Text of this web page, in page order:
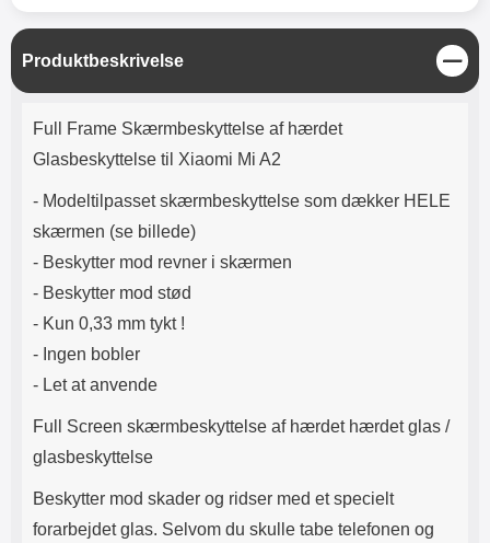
Lyttetid: cirka 4 timer
kontakt. USB Type-C til Lightning
kabel medfølger. Produktet er CE
50/60Hz 0.8A Max Output: USB:
DC5V/3.0A (15W) 9V/2.0A (18W)
(PD15W) 9V/2.22A (PD20W)
12V/1.67A(PD20W) Total Effekt:
20.W Max Længde på ledning: 1
Produktbeskrivelse
L
u
k
Produktbeskrivelse
Full Frame Skærmbeskyttelse af hærdet
Glasbeskyttelse til Xiaomi Mi A2
- Modeltilpasset skærmbeskyttelse som dækker HELE
skærmen (se billede)
- Beskytter mod revner i skærmen
- Beskytter mod stød
- Kun 0,33 mm tykt !
- Ingen bobler
- Let at anvende
Full Screen skærmbeskyttelse af hærdet hærdet glas /
glasbeskyttelse
Beskytter mod skader og ridser med et specielt
forarbejdet glas. Selvom du skulle tabe telefonen og